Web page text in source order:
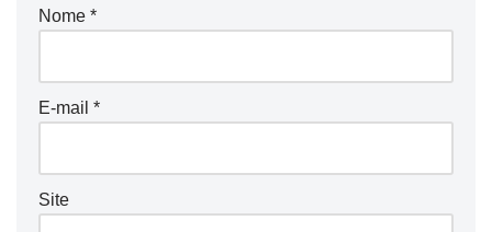
Nome *
E-mail *
Site